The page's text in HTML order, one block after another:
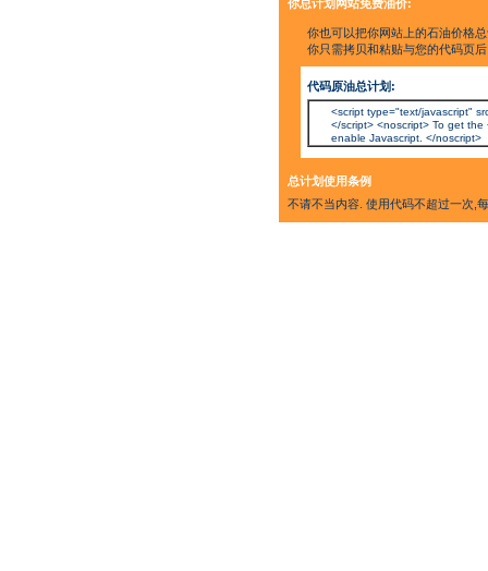
你总计划网站免费油价:
你也可以把你网站上的石油价格
你只需拷贝和粘贴与您的代码页
代码原油总计划:
<script type="text/javascript"
</script> <noscript> To get
enable Javascript. </noscript>
总计划使用条例
不请不当内容. 使用代码不超过一次,